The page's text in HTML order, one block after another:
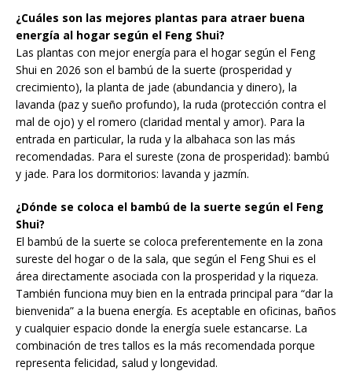
¿Cuáles son las mejores plantas para atraer buena
energía al hogar según el Feng Shui?
Las plantas con mejor energía para el hogar según el Feng
Shui en 2026 son el bambú de la suerte (prosperidad y
crecimiento), la planta de jade (abundancia y dinero), la
lavanda (paz y sueño profundo), la ruda (protección contra el
mal de ojo) y el romero (claridad mental y amor). Para la
entrada en particular, la ruda y la albahaca son las más
recomendadas. Para el sureste (zona de prosperidad): bambú
y jade. Para los dormitorios: lavanda y jazmín.
¿Dónde se coloca el bambú de la suerte según el Feng
Shui?
El bambú de la suerte se coloca preferentemente en la zona
sureste del hogar o de la sala, que según el Feng Shui es el
área directamente asociada con la prosperidad y la riqueza.
También funciona muy bien en la entrada principal para “dar la
bienvenida” a la buena energía. Es aceptable en oficinas, baños
y cualquier espacio donde la energía suele estancarse. La
combinación de tres tallos es la más recomendada porque
representa felicidad, salud y longevidad.